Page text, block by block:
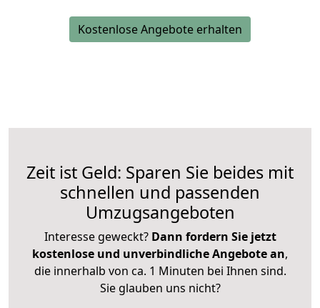
Kostenlose Angebote erhalten
Zeit ist Geld: Sparen Sie beides mit
schnellen und passenden
Umzugsangeboten
Interesse geweckt? Dann fordern Sie jetzt
kostenlose und unverbindliche Angebote an,
die innerhalb von ca. 1 Minuten bei Ihnen sind.
Sie glauben uns nicht?